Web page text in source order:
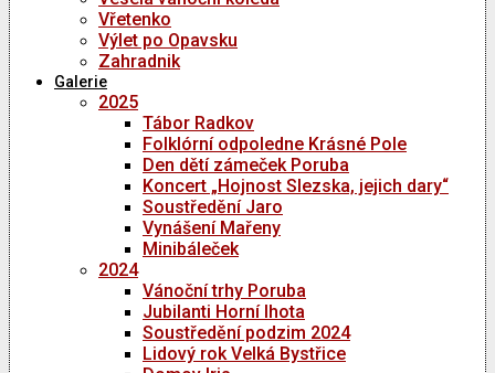
Vřetenko
Výlet po Opavsku
Zahradnik
Galerie
2025
Tábor Radkov
Folklórní odpoledne Krásné Pole
Den dětí zámeček Poruba
Koncert „Hojnost Slezska, jejich dary“
Soustředění Jaro
Vynášení Mařeny
Minibáleček
2024
Vánoční trhy Poruba
Jubilanti Horní lhota
Soustředění podzim 2024
Lidový rok Velká Bystřice